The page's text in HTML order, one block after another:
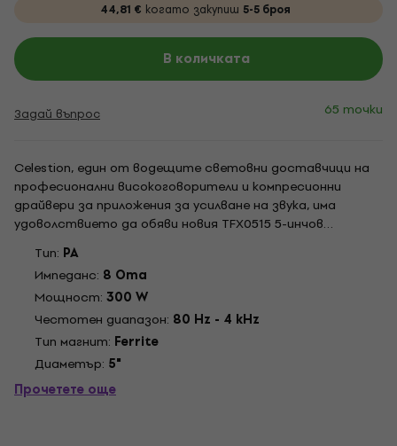
44,81 € когато закупиш 5-5 броя
В количката
Задай въпрос 65 точки
Celestion, един от водещите световни доставчици на
професионални високоговорители и компресионни
драйвери за приложения за усилване на звука, има
удоволствието да обяви новия TFX0515 5-инчов
коаксиален драйвер с феритни магнити. С твърдо шаси
от пресована стомана, полиимидна звукова намотка с
диаметър 1,5 инча, TFX0515 осигурява много
рентабилно...
Tип: PA
Импеданс: 8 Oma
Мощност: 300 W
Честотен диапазон: 80 Hz - 4 kHz
Тип магнит: Ferrite
Диаметър: 5"
Прочетете още